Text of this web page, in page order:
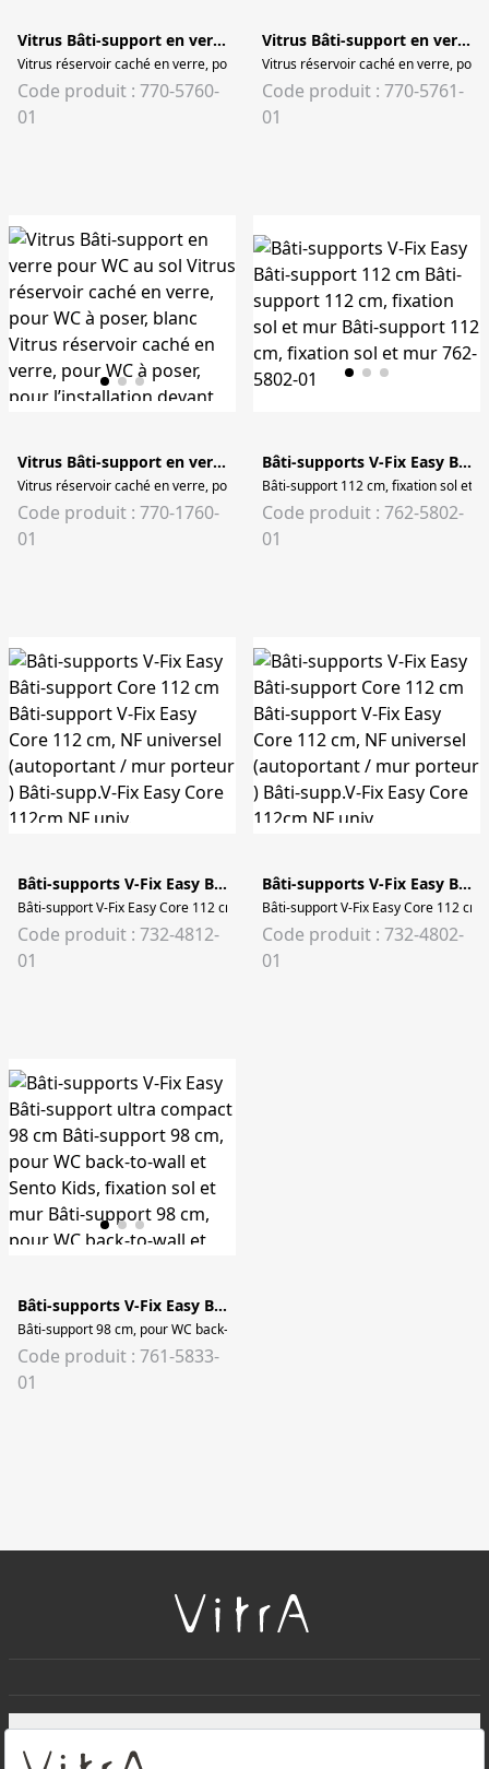
Vitrus Bâti-support en verre pour WC suspendu
Vitrus réservoir caché en verre, pour WC suspendu, blanc Vitrus réservoir
Code produit : 770-5760-
01
Vitrus Bâti-support en verre pour WC suspendu
Vitrus réservoir caché en verre, pour
Code produit : 770-5761-
01
Vitrus Bâti-support en verre pour WC au sol
Vitrus réservoir caché en verre, pour WC à poser, blanc Vitrus réservoir
Code produit : 770-1760-
01
Bâti-supports V-Fix Easy Bâti-support 112 cm
Bâti-support 112 cm, fixation sol et
Code produit : 762-5802-
01
Bâti-supports V-Fix Easy Bâti-support Core 112 cm
Bâti-support V-Fix Easy Core 112 cm, NF universel (autoportant / mur
Code produit : 732-4812-
01
Bâti-supports V-Fix Easy Bâti-support Core 112 cm
Bâti-support V-Fix Easy Core 112
Code produit : 732-4802-
01
Bâti-supports V-Fix Easy Bâti-support ultra compact 98 cm
Bâti-support 98 cm, pour WC back-to-wall et Sento Kids, fixation sol et mur
Code produit : 761-5833-
01